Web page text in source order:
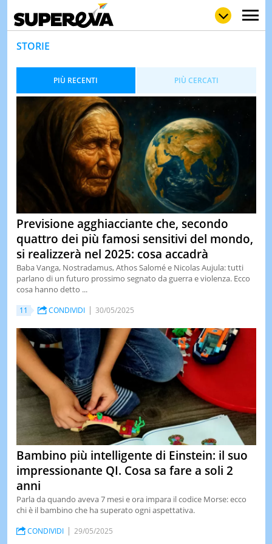
POP
VIDEO
&
STORIE
PIÙ RECENTI PIÙ CERCATI
Previsione agghiacciante che, secondo
quattro dei più famosi sensitivi del mondo,
si realizzerà nel 2025: cosa accadrà
Baba Vanga, Nostradamus, Athos Salomé e Nicolas Aujula: tutti
parlano di un futuro prossimo segnato da guerra e violenza. Ecco
cosa hanno detto ...
11 CONDIVIDI 30/05/2025
Bambino più intelligente di Einstein: il suo
impressionante QI. Cosa sa fare a soli 2
anni
Parla da quando aveva 7 mesi e ora impara il codice Morse: ecco
chi è il bambino che ha superato ogni aspettativa.
CONDIVIDI 29/05/2025